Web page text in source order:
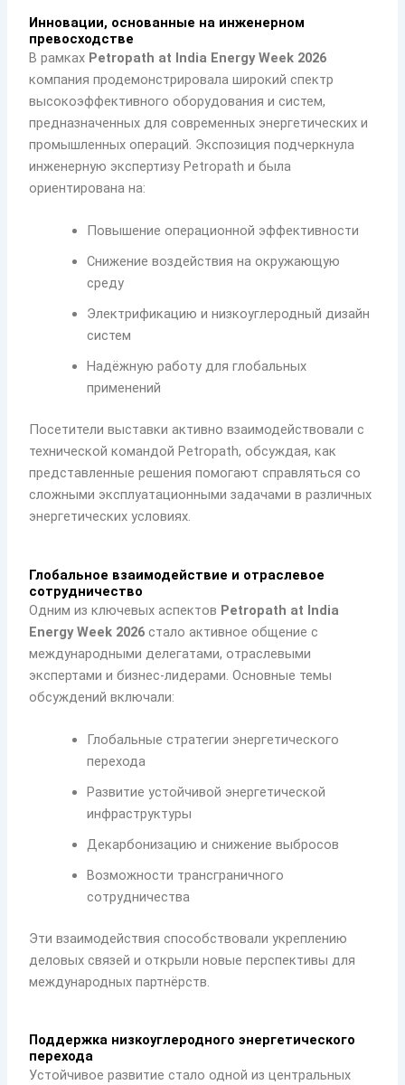
Инновации, основанные на инженерном
превосходстве
В рамках Petropath at India Energy Week 2026
компания продемонстрировала широкий спектр
высокоэффективного оборудования и систем,
предназначенных для современных энергетических и
промышленных операций. Экспозиция подчеркнула
инженерную экспертизу Petropath и была
ориентирована на:
Повышение операционной эффективности
Снижение воздействия на окружающую
среду
Электрификацию и низкоуглеродный дизайн
систем
Надёжную работу для глобальных
применений
Посетители выставки активно взаимодействовали с
технической командой Petropath, обсуждая, как
представленные решения помогают справляться со
сложными эксплуатационными задачами в различных
энергетических условиях.
Глобальное взаимодействие и отраслевое
сотрудничество
Одним из ключевых аспектов Petropath at India
Energy Week 2026 стало активное общение с
международными делегатами, отраслевыми
экспертами и бизнес-лидерами. Основные темы
обсуждений включали:
Глобальные стратегии энергетического
перехода
Развитие устойчивой энергетической
инфраструктуры
Декарбонизацию и снижение выбросов
Возможности трансграничного
сотрудничества
Эти взаимодействия способствовали укреплению
деловых связей и открыли новые перспективы для
международных партнёрств.
Поддержка низкоуглеродного энергетического
перехода
Устойчивое развитие стало одной из центральных